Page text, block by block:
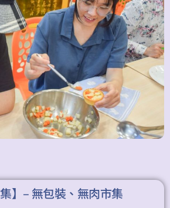
集】– 無包裝、無肉市集